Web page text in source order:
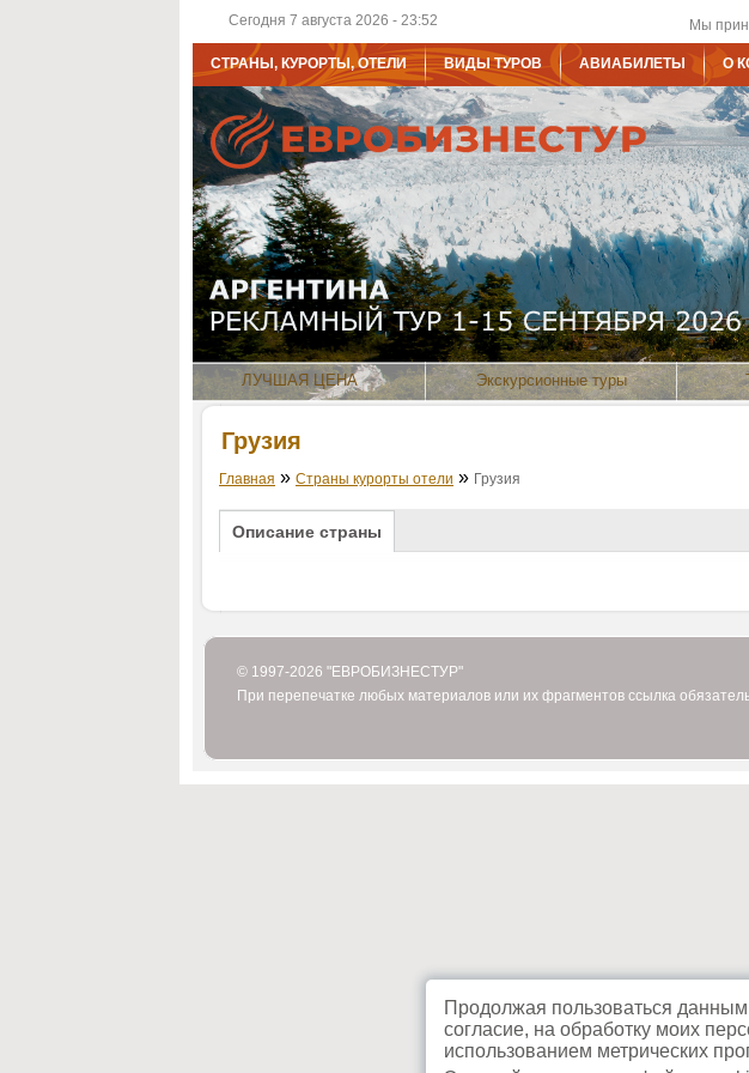
Сегодня 7 августа 2026 - 23:52 Мы
СТРАНЫ, КУРОРТЫ, ОТЕЛИ ВИДЫ ТУРОВ АВИАБИЛЕТЫ О
ЛУЧШАЯ ЦЕНА Экскурсионные туры
Грузия
Главная » Страны курорты отели » Грузия
Описание страны
© 1997-2026 "ЕВРОБИЗНЕСТУР"
При перепечатке любых материалов или их фрагментов ссылка
Продолжая пользоваться
согласие, на обработку моих
использованием метрических